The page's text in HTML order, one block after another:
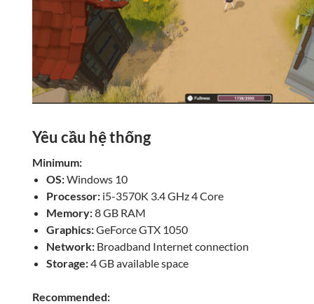
Yêu cầu hệ thống
Minimum:
OS:Windows 10
Processor: i5-3570K 3.4 GHz 4 Core
Memory:8 GB RAM
Graphics:GeForce GTX 1050
Network: Broadband Internet connection
Storage:4 GB available space
Recommended: